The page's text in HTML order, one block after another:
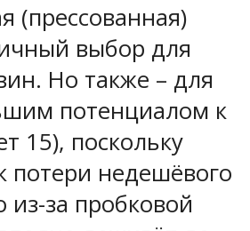
(прессованная)
выбор для
Но также – для
потенциалом к
15), поскольку
потери недешёвого
за пробковой